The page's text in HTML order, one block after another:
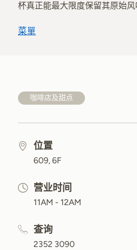
杯真正能最大限度保留其原始风
菜單
咖啡店及甜点
位置
609, 6F
营业时间
11AM - 12AM
查询
2352 3090